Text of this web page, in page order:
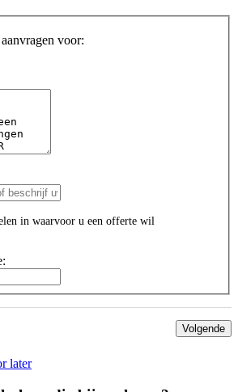
voor:
in waarvoor u een offerte wil
Volgende
later